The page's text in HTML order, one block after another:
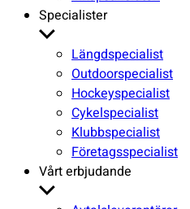
Specialister
Visa
undermeny
Längdspecialist
Outdoorspecialist
Hockeyspecialist
Cykelspecialist
Klubbspecialist
Företagsspecialist
Vårt erbjudande
Visa